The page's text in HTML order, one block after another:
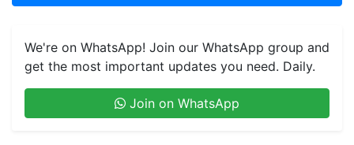
We're on WhatsApp! Join our WhatsApp group and
get the most important updates you need. Daily.
Join on WhatsApp